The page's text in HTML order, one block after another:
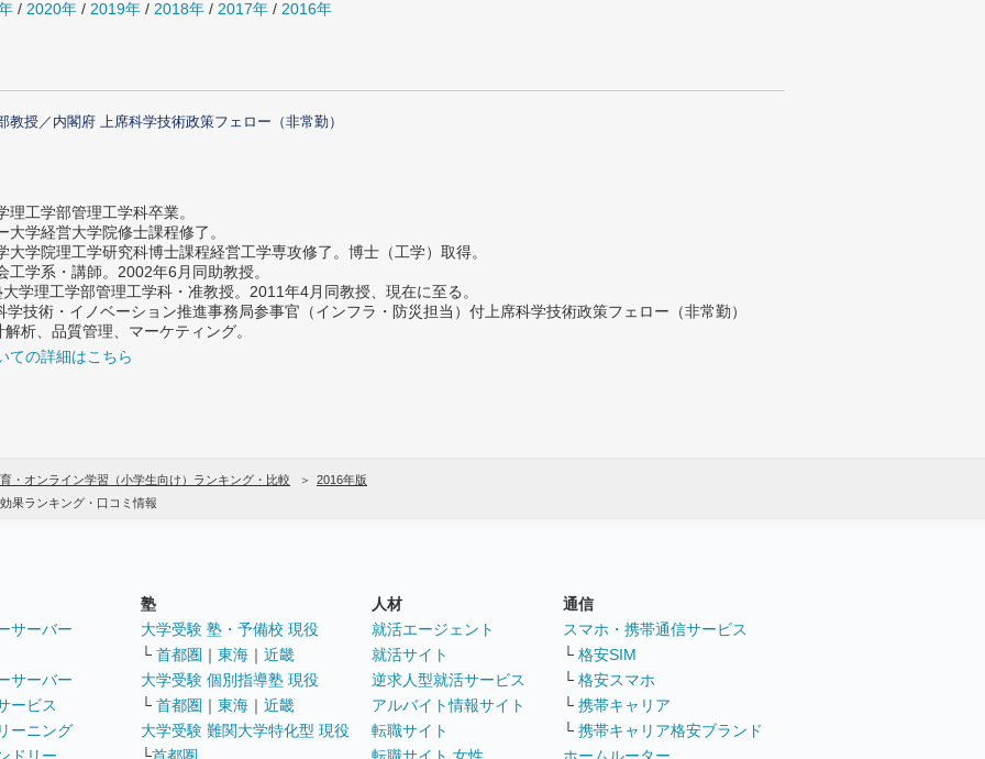
/ 2020年 / 2019年 / 2018年 / 2017年 / 2016年
教授／内閣府 上席科学技術政策フェロー（非常勤）
理工学部管理工学科卒業。
大学経営大学院修士課程修了。
大学院理工学研究科博士課程経営工学専攻修了。博士（工学）取得。
工学系・講師。2002年6月同助教授。
学理工学部管理工学科・准教授。2011年4月同教授、現在に至る。
学技術・イノベーション推進事務局参事官（インフラ・防災担当）付上席科学技術政策フェロー（非常勤）
析、品質管理、マーケティング。
の詳細はこちら
・オンライン学習（小学生向け）ランキング・比較
2016年版
果ランキング・口コミ情報
サーバー
サーバー
ービス
ーニング
塾
大学受験 塾・予備校 現役
└ 首都圏 ｜ 東海 ｜ 近畿
大学受験 個別指導塾 現役
└ 首都圏 ｜ 東海 ｜ 近畿
大学受験 難関大学特化型 現役
人材
就活エージェント
就活サイト
逆求人型就活サービス
アルバイト情報サイト
転職サイト
通信
スマホ・携帯通信サービス
└ 格安SIM
└ 格安スマホ
└ 携帯キャリア
└ 携帯キャリア格安ブランド